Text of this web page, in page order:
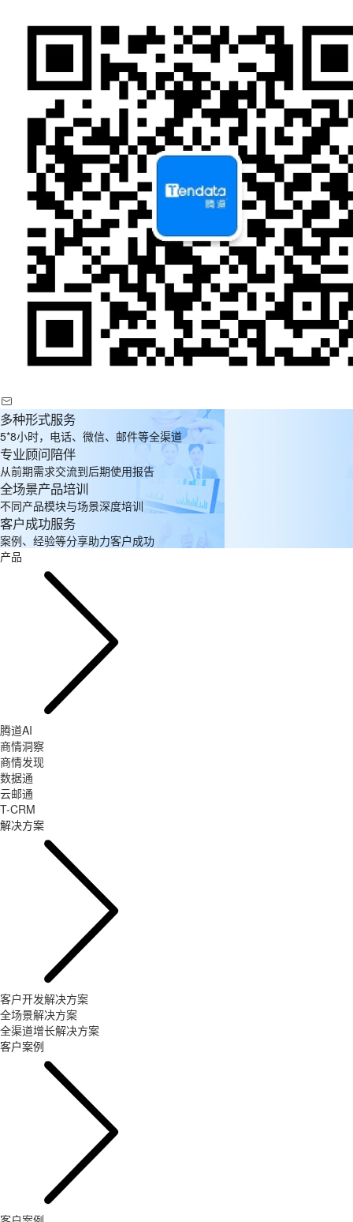
多种形式服务
5*8小时，电话、微信、邮件等全渠道
专业顾问陪伴
从前期需求交流到后期使用报告
全场景产品培训
不同产品模块与场景深度培训
客户成功服务
案例、经验等分享助力客户成功
产品
腾道AI
商情洞察
商情发现
数据通
云邮通
T-CRM
解决方案
客户开发解决方案
全场景解决方案
全渠道增长解决方案
客户案例